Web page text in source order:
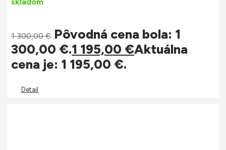
1 300,00€ Pôvodná cena bola: 1
300,00 €.1 195,00 €Aktuálna
cena je: 1 195,00 €.
Detail